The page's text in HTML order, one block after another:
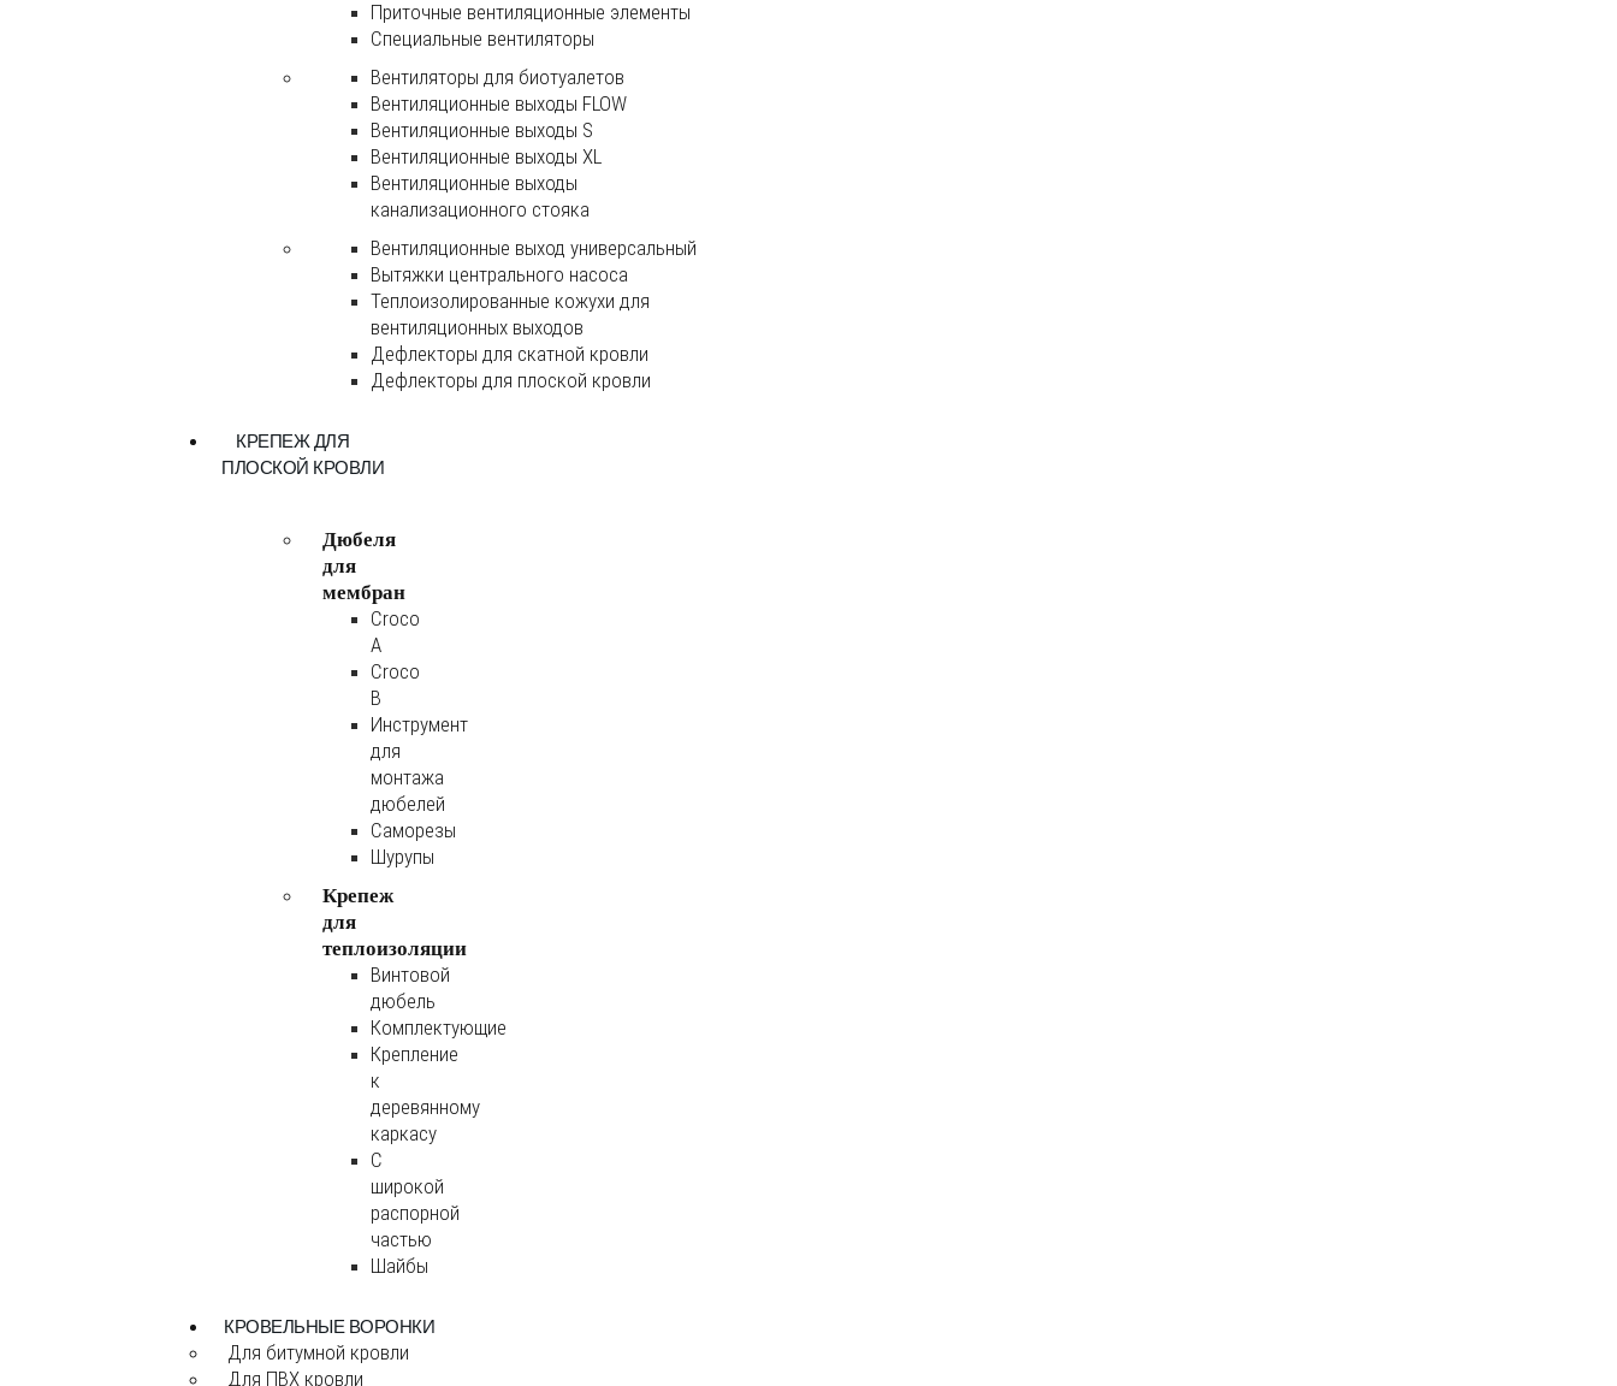
Приточные вентиляционные элементы
Специальные вентиляторы
Вентиляторы для биотуалетов
Вентиляционные выходы FLOW
Вентиляционные выходы S
Вентиляционные выходы XL
Вентиляционные выходы
канализационного стояка
Вентиляционные выход универсальный
Вытяжки центрального насоса
Теплоизолированные кожухи для
вентиляционных выходов
Дефлекторы для скатной кровли
Дефлекторы для плоской кровли
КРЕПЕЖ ДЛЯ
ПЛОСКОЙ КРОВЛИ
Дюбеля
для
мембран
Croco
A
Croco
B
Инструмент
для
монтажа
дюбелей
Саморезы
Шурупы
Крепеж
для
теплоизоляции
Винтовой
дюбель
Комплектующие
Крепление
к
деревянному
каркасу
С
широкой
распорной
частью
Шайбы
КРОВЕЛЬНЫЕ ВОРОНКИ
Для битумной кровли
Для ПВХ кровли